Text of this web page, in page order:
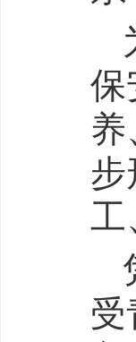
保
养
步
工
受